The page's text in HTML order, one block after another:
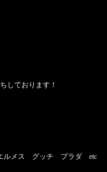
ております！
ルメス グッチ プラダ etc